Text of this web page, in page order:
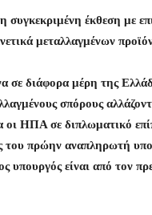
έκθεση με
μεταλλαγμένων
διάφορα μέρη της
σπόρους
ΗΠΑ σε διπλωματικό
του πρώην αναπληρωτή
υπουργός είναι από τον